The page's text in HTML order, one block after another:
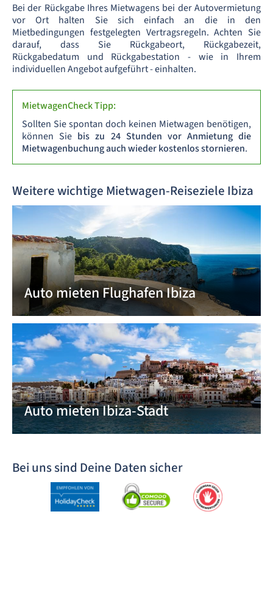
Bei der Rückgabe Ihres Mietwagens bei der Autovermietung
vor Ort halten Sie sich einfach an die in den
Mietbedingungen festgelegten Vertragsregeln. Achten Sie
darauf, dass Sie Rückgabeort, Rückgabezeit,
Rückgabedatum und Rückgabestation - wie in Ihrem
individuellen Angebot aufgeführt - einhalten.
MietwagenCheck Tipp:
Sollten Sie spontan doch keinen Mietwagen benötigen,
können Sie bis zu 24 Stunden vor Anmietung die
Mietwagenbuchung auch wieder kostenlos stornieren.
Weitere wichtige Mietwagen-Reiseziele Ibiza
Auto mieten Flughafen Ibiza
Auto mieten Ibiza-Stadt
Bei uns sind Deine Daten sicher